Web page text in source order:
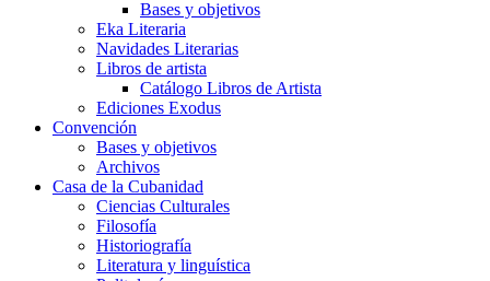
Bases y objetivos
Eka Literaria
Navidades Literarias
Libros de artista
Catálogo Libros de Artista
Ediciones Exodus
Convención
Bases y objetivos
Archivos
Casa de la Cubanidad
Ciencias Culturales
Filosofía
Historiografía
Literatura y linguística